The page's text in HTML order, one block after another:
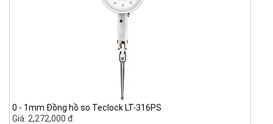
0 - 1mm Đồng hồ so Teclock LT-316PS
Giá: 2,272,000 đ